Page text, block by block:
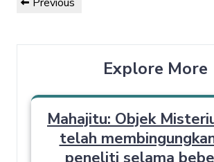
Explore More
Mahajitu: Objek
telah